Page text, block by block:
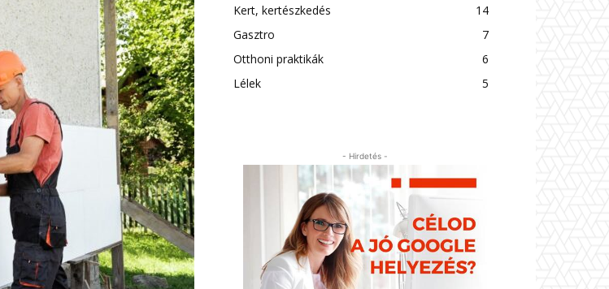
Kert, kertészkedés
14
Gasztro
7
Otthoni praktikák
6
Lélek
5
- Hirdetés -